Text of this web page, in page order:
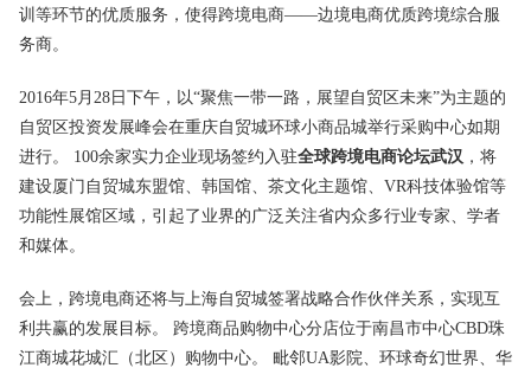
训等环节的优质服务，使得跨境电商——边境电商优质跨境综合服
务商。
2016年5月28日下午，以“聚焦一带一路，展望 自贸区未来”为主题的
自贸区投资发展峰会在重庆自贸城环球小商品城举行采购中心如期
进行。 100余家实力企业现场签约入驻全球跨境电商论坛武汉 ，将
建设厦门自贸城东盟馆、韩国馆、茶文化主题馆、VR科技体验馆等
功能性展馆区域，引起了业界的广泛关注省内众多行业专家、学者
和媒体。
会上，跨境电商还将与上海自贸城签署战略合作伙伴关系，实现互
利共赢的发展目标。 跨境商品购物中心分店位于南昌市中心CBD珠
江商城花城汇（北区）购物中心。 毗邻UA影院、环球奇幻世界、华